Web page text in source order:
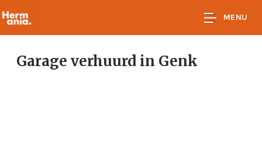
MENU
Garage verhuurd in Genk